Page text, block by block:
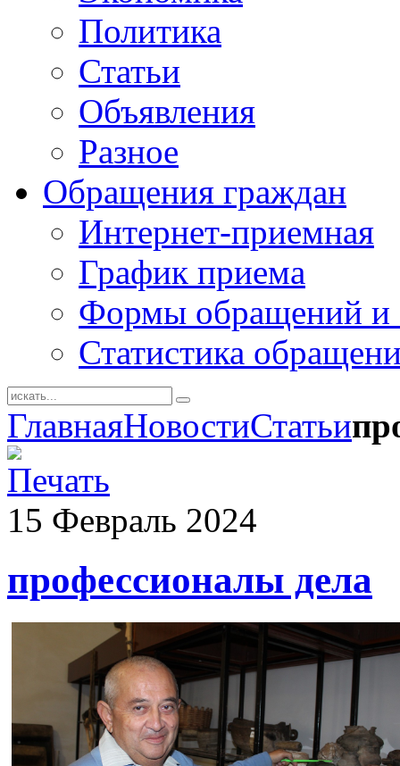
Политика
Статьи
Объявления
Разное
Обращения граждан
Интернет-приемная
График приема
Формы обращений и
Статистика
ГлавнаяНовостиСтатьи
15 Февраль 2024
профессионалы дела